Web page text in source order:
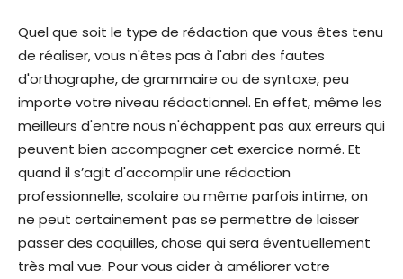
Quel que soit le type de rédaction que vous êtes tenu
de réaliser, vous n'êtes pas à l'abri des fautes
d'orthographe, de grammaire ou de syntaxe, peu
importe votre niveau rédactionnel. En effet, même les
meilleurs d'entre nous n'échappent pas aux erreurs qui
peuvent bien accompagner cet exercice normé. Et
quand il s’agit d'accomplir une rédaction
professionnelle, scolaire ou même parfois intime, on
ne peut certainement pas se permettre de laisser
passer des coquilles, chose qui sera éventuellement
très mal vue. Pour vous aider à améliorer votre